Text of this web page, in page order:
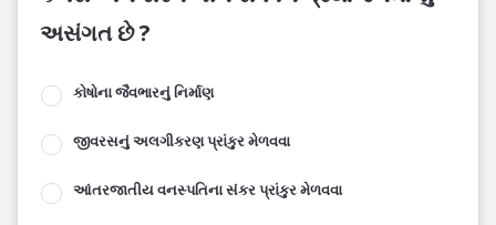
અસંગત છે ?
કોષોના જૈવભારનું નિર્માણ
જીવરસનું અલગીકરણ પ્રાંકુર મેળવવા
આંતરજાતીય વનસ્પતિના સંકર પ્રાંકુર મેળવવા